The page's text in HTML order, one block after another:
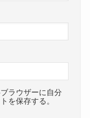
ラウザーに自分
を保存する。